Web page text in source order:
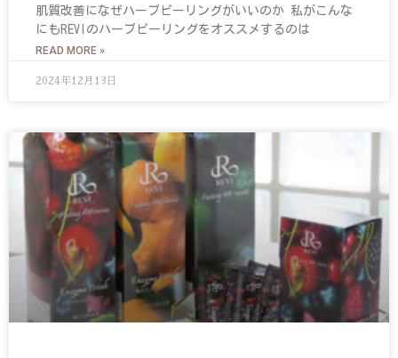
肌質改善になぜハーブピーリングがいいのか 私がこんな
にもREVIのハーブピーリングをオススメするのは
READ MORE »
2024年12月13日